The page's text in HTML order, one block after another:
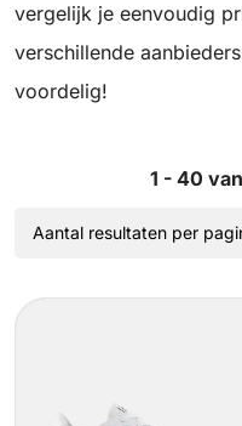
vergelijk je eenvoudig
verschillende
voordelig!
1 - 40